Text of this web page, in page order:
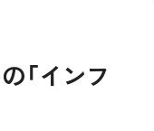
「インフ